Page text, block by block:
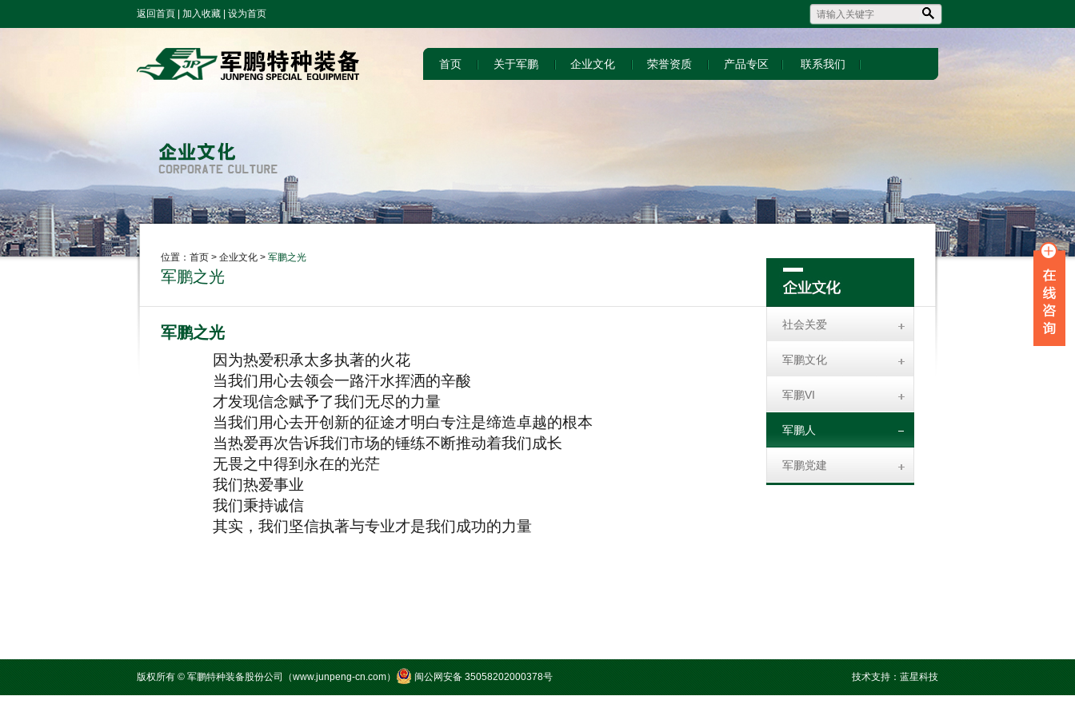
返回首頁 加入收藏 设为首页
首页 关于军鹏 企业文化 荣誉资质 产品专区 联系我们
位置： 首页 > 企业文化 > 军鹏之光
军鹏之光
军鹏之光
因为热爱积承太多执著的火花
当我们用心去领会一路汗水挥洒的辛酸
才发现信念赋予了我们无尽的力量
当我们用心去开创新的征途才明白专注是缔造卓越的根本
当热爱再次告诉我们市场的锤练不断推动着我们成长
无畏之中得到永在的光茫
我们热爱事业
我们秉持诚信
其实，我们坚信执著与专业才是我们成功的力量
社会关爱
军鹏文化
军鹏VI
军鹏人
军鹏党建
版权所有 © 军鹏特种装备股份公司（www.junpeng-cn.com） 闽公网安备 35058202000378号 技术支持：蓝星科技